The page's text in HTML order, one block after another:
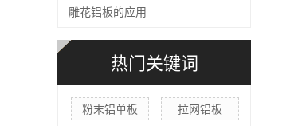
雕花铝板的应用
热门关键词
粉末铝单板 拉网铝板